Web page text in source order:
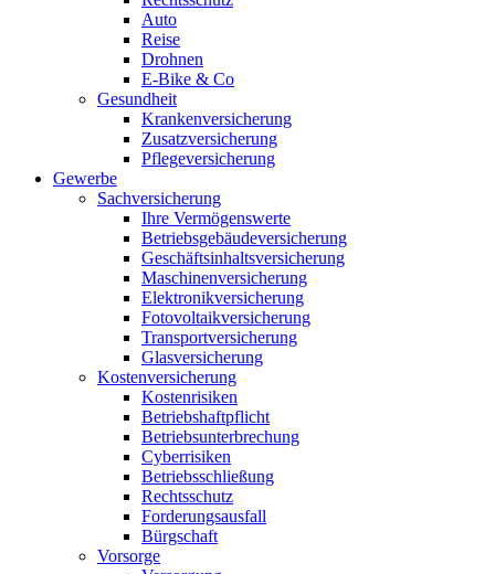
Auto
Reise
Drohnen
E-Bike & Co
Gesundheit
Krankenversicherung
Zusatzversicherung
Pflegeversicherung
Gewerbe
Sachversicherung
Ihre Vermögenswerte
Betriebsgebäudeversicherung
Geschäftsinhaltsversicherung
Maschinenversicherung
Elektronikversicherung
Fotovoltaikversicherung
Transportversicherung
Glasversicherung
Kostenversicherung
Kostenrisiken
Betriebshaftpflicht
Betriebsunterbrechung
Cyberrisiken
Betriebsschließung
Rechtsschutz
Forderungsausfall
Bürgschaft
Vorsorge